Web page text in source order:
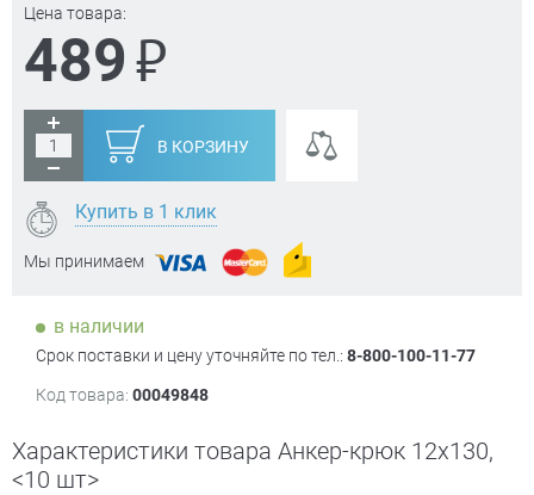
Цена товара:
489₽
В КОРЗИНУ
Купить в 1 клик
Мы принимаем
в наличии
Срок поставки и цену уточняйте по тел.: 8-800-100-11-77
Код товара: 00049848
Характеристики товара Анкер-крюк 12х130,
<10 шт>